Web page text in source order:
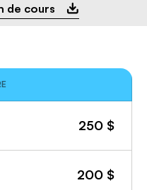
250$
200$
de cours